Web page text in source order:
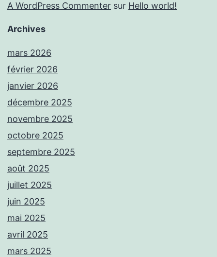
A WordPress Commenter sur Hello world!
Archives
mars 2026
février 2026
janvier 2026
décembre 2025
novembre 2025
octobre 2025
septembre 2025
août 2025
juillet 2025
juin 2025
mai 2025
avril 2025
mars 2025